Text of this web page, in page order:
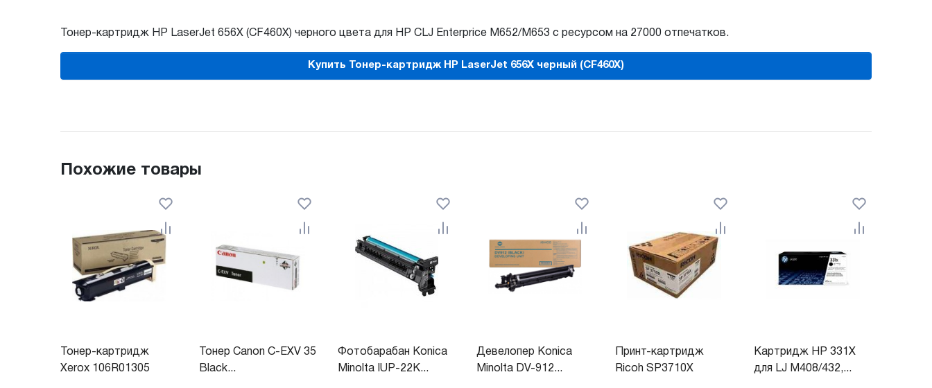
Тонер-картридж HP LaserJet 656X (CF460X) черного цвета для HP СLJ Enterprice M652/M653 с ресурсом на 27000 отпечатков.
Купить Тонер-картридж HP LaserJet 656X черный (CF460X)
Похожие товары
Тонер-картридж
Xerox 106R01305
Тонер Canon C-EXV 35
Black...
Фотобарабан Konica
Minolta IUP-22K...
Девелопер Konica
Minolta DV-912...
Принт-картридж
Ricoh SP3710X
Картридж HP 331X
для LJ M408/432,...